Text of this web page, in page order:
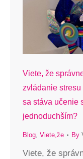
Viete, že
zvládanie
sa stáva učenie
jednoduchším?
Blog, Viete,že By
Viete, že